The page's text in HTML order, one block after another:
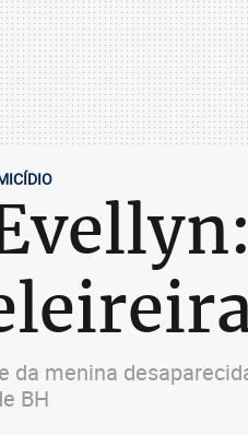
da menina
BH